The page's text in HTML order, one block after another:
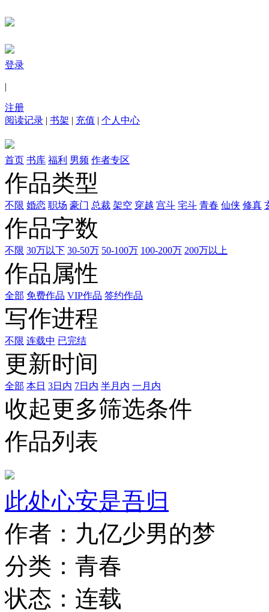
登录
|
注册
阅读记录 | 书架 | 充值 | 个人中心
首页 书库 福利 男频 作者专区
作品类型
不限 婚恋 职场 豪门 总裁 架空 穿越 宫斗 宅斗 青春 仙侠 修真
作品字数
不限 30万以下 30-50万 50-100万 100-200万 200万以上
作品属性
全部 免费作品 VIP作品 签约作品
写作进程
不限 连载中 已完结
更新时间
全部 本日 3日内 7日内 半月内 一月内
收起更多筛选条件
作品列表
此处心安是吾归
作者：九亿少男的梦
分类：青春
状态：连载